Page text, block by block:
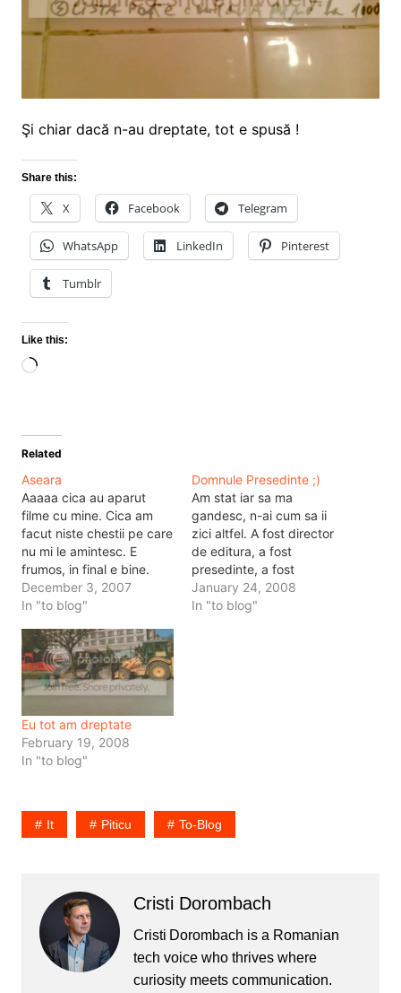
Şi chiar dacă n-au dreptate, tot e spusă !
Share this:
X Facebook Telegram
WhatsApp LinkedIn Pinterest
Tumblr
Like this:
Loading…
Related
Aseara
Aaaaa cica au aparut
filme cu mine. Cica am
facut niste chestii pe care
nu mi le amintesc. E
frumos, in final e bine.
Multumesc Magdei ca m-
a dus acasa, si Bogdan
Distractia n-a constat
atat in concursul de
karaoke, foarte misto de
altfel, cat…
December 3, 2007
In "to blog"
Domnule Presedinte ;)
Am stat iar sa ma
gandesc, n-ai cum sa ii
zici altfel. A fost director
de editura, a fost
presedinte, a fost
presedinte, a stat pe
bara, a fost iar
January 24, 2008
In "to blog"
Eu tot am dreptate
February 19, 2008
In "to blog"
It Piticu To-Blog
Cristi Dorombach
Cristi Dorombach is a Romanian
tech voice who thrives where
curiosity meets communication.